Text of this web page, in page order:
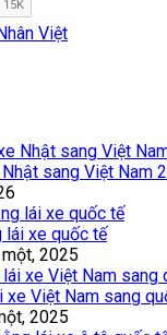
sang Việt Nam
lái xe quốc tế
2025
xe Việt Nam sang
2025